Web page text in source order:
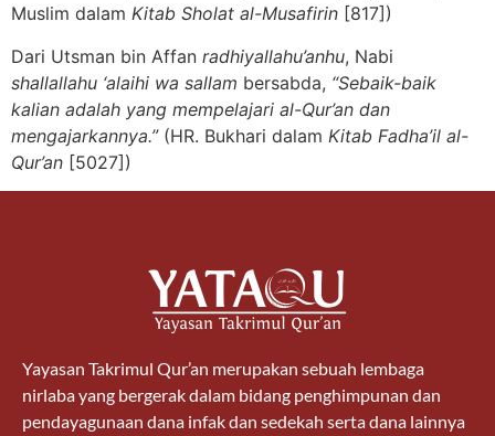
Muslim dalam Kitab Sholat al-Musafirin [817])
Dari Utsman bin Affan radhiyallahu’anhu, Nabi
shallallahu ‘alaihi wa sallam bersabda, “Sebaik-baik
kalian adalah yang mempelajari al-Qur’an dan
mengajarkannya.”(HR. Bukhari dalam Kitab Fadha’il al-
Qur’an [5027])
Yayasan Takrimul Qur’an merupakan sebuah lembaga
nirlaba yang bergerak dalam bidang penghimpunan dan
pendayagunaan dana infak dan sedekah serta dana lainnya